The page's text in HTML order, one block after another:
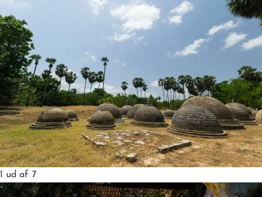
1 ud af 7